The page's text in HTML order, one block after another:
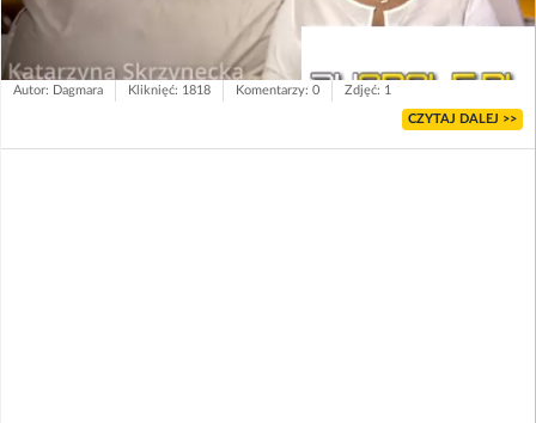
Autor: Dagmara Kliknięć: 1818 Komentarzy: 0 Zdjęć: 1
CZYTAJ DALEJ >>